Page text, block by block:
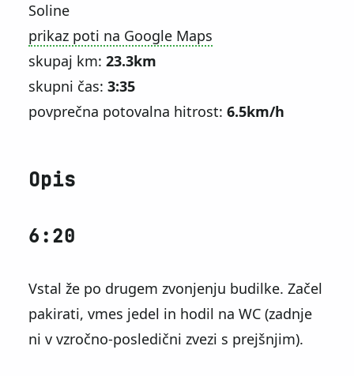
Soline
prikaz poti na Google Maps
skupaj km: 23.3km
skupni čas: 3:35
povprečna potovalna hitrost: 6.5km/h
Opis
6:20
Vstal že po drugem zvonjenju budilke. Začel
pakirati, vmes jedel in hodil na WC (zadnje
ni v vzročno-posledični zvezi s prejšnjim).